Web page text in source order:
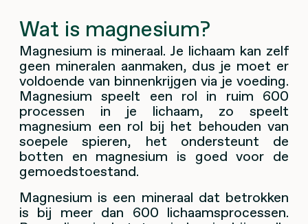
Wat is magnesium?
Magnesium is mineraal. Je lichaam kan zelf
geen mineralen aanmaken, dus je moet er
voldoende van binnenkrijgen via je voeding.
Magnesium speelt een rol in ruim 600
processen in je lichaam, zo speelt
magnesium een rol bij het behouden van
soepele spieren, het ondersteunt de
botten en magnesium is goed voor de
gemoedstoestand.
Magnesium is een mineraal dat betrokken
is bij meer dan 600 lichaamsprocessen.